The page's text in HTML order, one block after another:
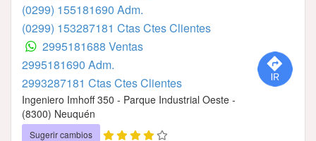
(0299) 155181690 Adm.
(0299) 153287181 Ctas Ctes Clientes
2995181688 Ventas
2995181690 Adm.
2993287181 Ctas Ctes Clientes
Ingeniero Imhoff 350 - Parque Industrial Oeste -
(8300) Neuquén
Sugerir cambios